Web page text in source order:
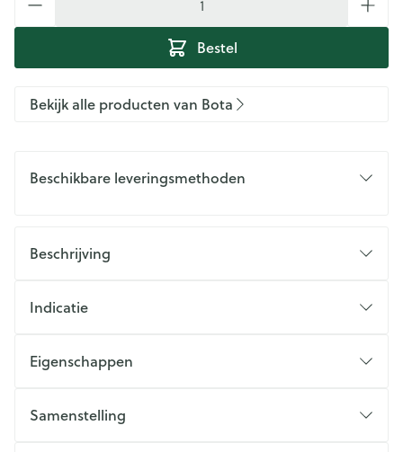
Bestel
Bekijk alle producten van Bota
Beschikbare leveringsmethoden
Beschrijving
Indicatie
Eigenschappen
Samenstelling